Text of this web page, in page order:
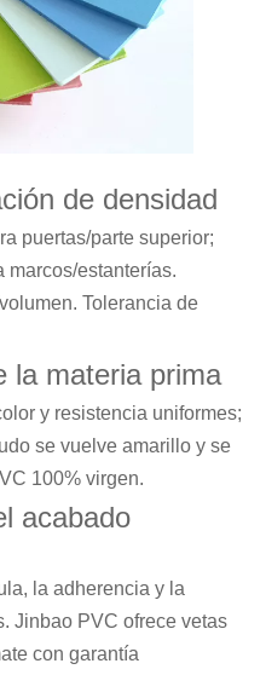
de densidad
puertas/parte superior;
marcos/estanterías.
Tolerancia de
la materia prima
y resistencia uniformes;
se vuelve amarillo y se
100% virgen.
acabado
la adherencia y la
Jinbao PVC ofrece vetas
con garantía